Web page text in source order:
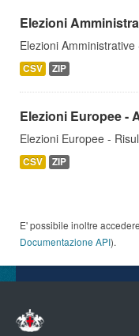
Elezioni
Elezioni
CSV ZIP
Elezioni Europee -
Elezioni Europee -
CSV ZIP
E' possibile inoltre
Documentazione API).